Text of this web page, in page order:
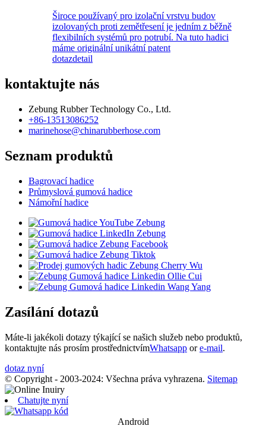
Široce používaný pro izolační vrstvu budov
izolovaných proti zemětřesení je jedním z běžně
flexibilních systémů pro potrubí. Na tuto hadici
máme originální unikátní patent
dotazdetail
kontaktujte nás
Zebung Rubber Technology Co., Ltd.
+86-13513086252
marinehose@chinarubberhose.com
Seznam produktů
Bagrovací hadice
Průmyslová gumová hadice
Námořní hadice
Zasílání dotazů
Máte-li jakékoli dotazy týkající se našich služeb nebo produktů,
kontaktujte nás prosím prostřednictvímWhatsapp ore-mail.
dotaz nyní
© Copyright - 2003-2024: Všechna práva vyhrazena. Sitemap
Chatujte nyní
Android